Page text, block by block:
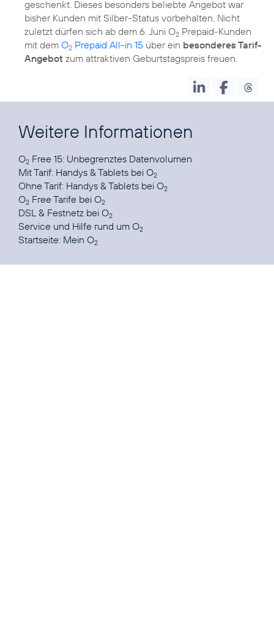
geschenkt. Dieses besonders beliebte Angebot war
bisher Kunden mit Silber-Status vorbehalten. Nicht
zuletzt dürfen sich ab dem 6. Juni O2 Prepaid-Kunden
mit dem O2 Prepaid All-in 15 über ein besonderes Tarif-
Angebot zum attraktiven Geburtstagspreis freuen.
Weitere Informationen
O2 Free 15: Unbegrenztes Datenvolumen
Mit Tarif: Handys & Tablets bei O2
Ohne Tarif: Handys & Tablets bei O2
O2 Free Tarife bei O2
DSL & Festnetz bei O2
Service und Hilfe rund um O2
Startseite: Mein O2